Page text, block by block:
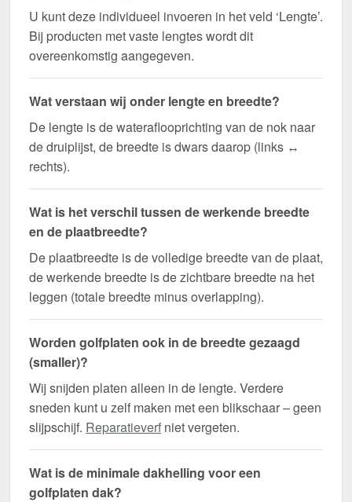
U kunt deze individueel invoeren in het veld ‘Lengte’.
Bij producten met vaste lengtes wordt dit
overeenkomstig aangegeven.
Wat verstaan wij onder lengte en breedte?
De lengte is de wateraflooprichting van de nok naar
de druiplijst, de breedte is dwars daarop (links ↔
rechts).
Wat is het verschil tussen de werkende breedte
en de plaatbreedte?
De plaatbreedte is de volledige breedte van de plaat,
de werkende breedte is de zichtbare breedte na het
leggen (totale breedte minus overlapping).
Worden golfplaten ook in de breedte gezaagd
(smaller)?
Wij snijden platen alleen in de lengte. Verdere
sneden kunt u zelf maken met een blikschaar – geen
slijpschijf. Reparatieverf niet vergeten.
Wat is de minimale dakhelling voor een
golfplaten dak?